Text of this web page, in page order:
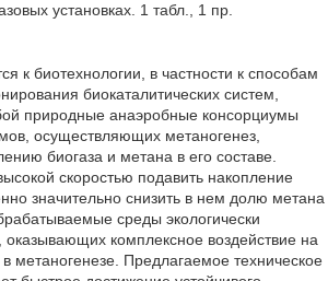
установках. 1 табл., 1 пр.
к биотехнологии, в частности к способам
биокаталитических систем,
природные анаэробные консорциумы
осуществляющих метаногенез,
биогаза и метана в его составе.
скоростью подавить накопление
значительно снизить в нем долю метана
среды экологически
комплексное воздействие на
метаногенезе. Предлагаемое техническое